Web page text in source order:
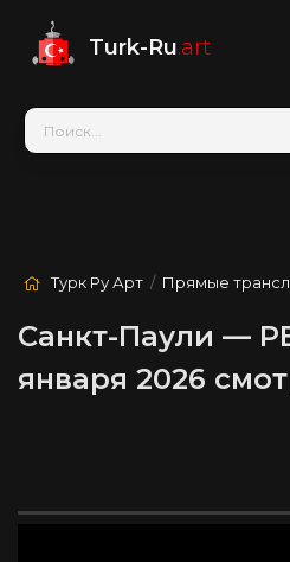
Turk-Ru.art
Турк Ру Арт / Прямые
Санкт-Паули —
января 2026